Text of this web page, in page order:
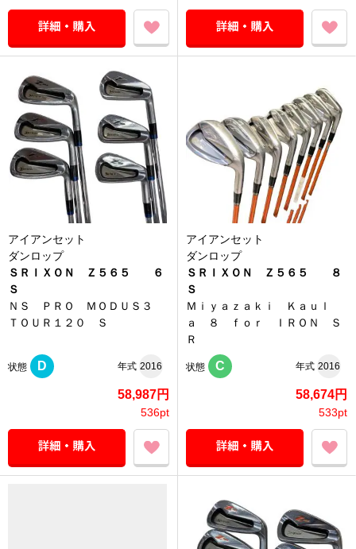
アイアンセット
ダンロップ
ＳＲＩＸＯＮ Ｚ５６５ ６
Ｓ
ＮＳ ＰＲＯ ＭＯＤＵＳ３
ＴＯＵＲ１２０ Ｓ
状態 D 年式 2016
58,987円
536pt
アイアンセット
ダンロップ
ＳＲＩＸＯＮ Ｚ５６５ ８
Ｓ
Ｍｉｙａｚａｋｉ Ｋａｕｌ
ａ ８ ｆｏｒ ＩＲＯＮ Ｓ
Ｒ
状態 C 年式 2016
58,674円
533pt